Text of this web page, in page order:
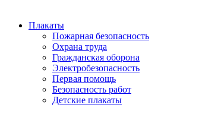
Плакаты
Пожарная безопасность
Охрана труда
Гражданская оборона
Электробезопасность
Первая помощь
Безопасность работ
Детские плакаты